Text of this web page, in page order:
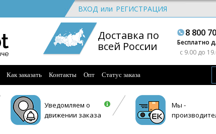
ВХОД или РЕГИСТРАЦИЯ
Доставка по
всей России
8 800
Бесплатно
c 9.00 до
Как заказать Контакты Опт Статус заказа
Уведомляем о
движении заказа
Мы -